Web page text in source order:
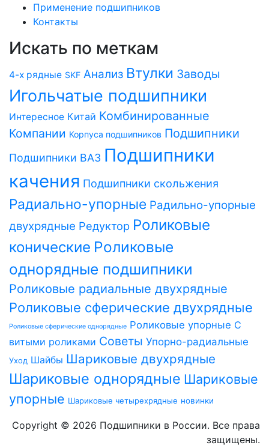
Применение подшипников
Контакты
Искать по меткам
4-х рядные SKF Анализ Втулки Заводы
Игольчатые подшипники
Интересное Китай Комбинированные
Компании Корпуса подшипников Подшипники
Подшипники ВАЗ Подшипники
качения Подшипники скольжения
Радиально-упорные Радильно-упорные
двухрядные Редуктор Роликовые
конические Роликовые
однорядные подшипники
Роликовые радиальные двухрядные
Роликовые сферические двухрядные
Роликовые сферические однорядные Роликовые упорные С
витыми роликами Советы Упорно-радиальные
Уход Шайбы Шариковые двухрядные
Шариковые однорядные Шариковые
упорные Шариковые четырехрядные новинки
Copyright © 2026 Подшипники в России. Все права
защищены.